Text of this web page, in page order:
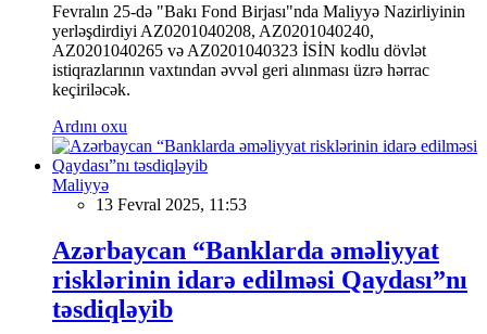
Fevralın 25-də "Bakı Fond Birjası"nda Maliyyə Nazirliyinin
yerləşdirdiyi AZ0201040208, AZ0201040240,
AZ0201040265 və AZ0201040323 İSİN kodlu dövlət
istiqrazlarının vaxtından əvvəl geri alınması üzrə hərrac
keçiriləcək.
Ardını oxu
Maliyyə
13 Fevral 2025, 11:53
Azərbaycan “Banklarda əməliyyat
risklərinin idarə edilməsi Qaydası”nı
təsdiqləyib